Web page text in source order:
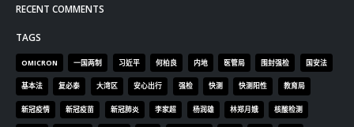
RECENT COMMENTS
TAGS
OMICRON 一国两制 习近平 何柏良 内地 医管局 围封强检 国安法
基本法 复必泰 大湾区 安心出行 强检 快测 快测阳性 教育局
新冠疫情 新冠疫苗 新冠肺炎 李家超 杨润雄 林郑月娥 核酸检测